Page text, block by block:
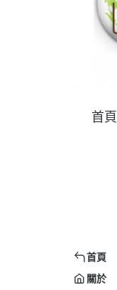
首頁
首頁
關於